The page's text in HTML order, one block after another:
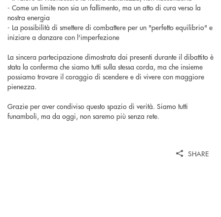
- Come un limite non sia un fallimento, ma un atto di cura verso la
nostra energia
- La possibilità di smettere di combattere per un "perfetto equilibrio" e
iniziare a danzare con l'imperfezione
La sincera partecipazione dimostrata dai presenti durante il dibattito è
stata la conferma che siamo tutti sulla stessa corda, ma che insieme
possiamo trovare il coraggio di scendere e di vivere con maggiore
pienezza.
Grazie per aver condiviso questo spazio di verità. Siamo tutti
funamboli, ma da oggi, non saremo più senza rete.
SHARE